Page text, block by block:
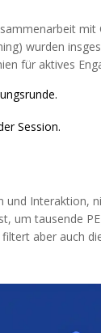
mit
wurden
für aktives
Session.
und Interaktion,
um tausende
aber auch